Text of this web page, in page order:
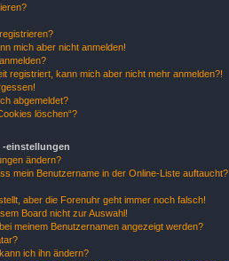
mich aber nicht anmelden!
registriert, kann mich aber nicht mehr anmelden?!
abgemeldet?
löschen“?
-einstellungen
ändern?
mein Benutzername in der Online-Liste auftaucht?
aber die Forenuhr geht immer noch falsch!
Board nicht zur Auswahl!
meinem Benutzernamen angezeigt werden?
ich ihn ändern?